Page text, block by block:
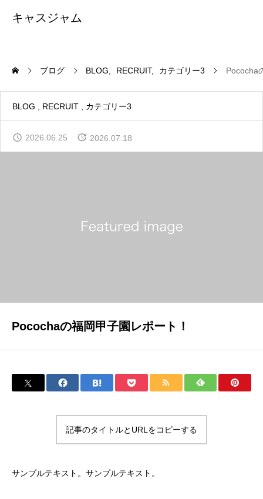
キャスジャム
ブログ BLOG RECRUIT カテゴリー3 Pococha
BLOG RECRUIT カテゴリー3
2026.06.25 2026.07.18
Pocochaの福岡甲子園レポート！
記事のタイトルとURLをコピーする
サンプルテキスト。サンプルテキスト。